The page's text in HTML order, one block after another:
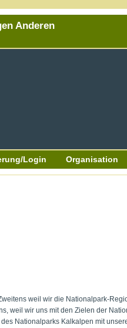
Anderen
Login Organisation
weil wir die Nationalpark-
weil wir uns mit den Zielen der
Nationalparks Kalkalpen mit